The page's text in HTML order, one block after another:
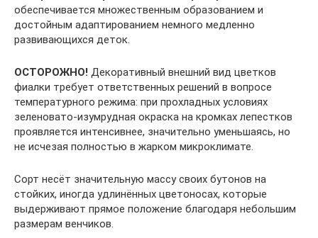
обеспечивается множественным образованием и
достойным адаптированием немного медленно
развивающихся деток.
ОСТОРОЖНО! Декоративный внешний вид цветков
фиалки требует ответственных решений в вопросе
температурного режима: при прохладных условиях
зеленовато-изумрудная окраска на кромках лепестков
проявляется интенсивнее, значительно уменьшаясь, но
не исчезая полностью в жарком микроклимате.
Сорт несёт значительную массу своих бутонов на
стойких, иногда удлинённых цветоносах, которые
выдерживают прямое положение благодаря небольшим
размерам венчиков.